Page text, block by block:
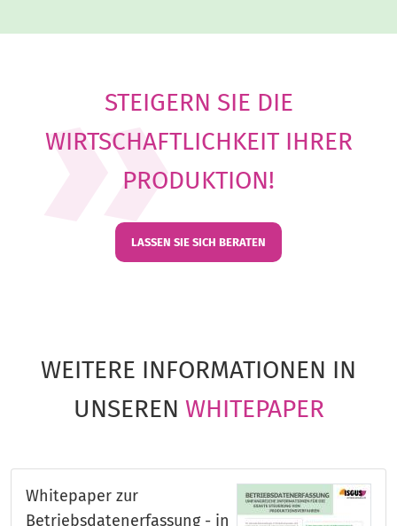
STEIGERN SIE DIE
WIRTSCHAFTLICHKEIT IHRER
PRODUKTION!
LASSEN SIE SICH BERATEN
WEITERE INFORMATIONEN IN
UNSEREN WHITEPAPER
Whitepaper zur
Betriebsdatenerfassung - in